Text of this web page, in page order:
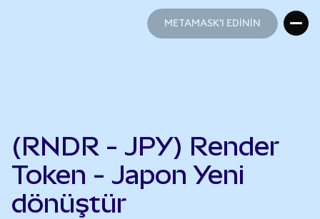
METAMASK'I EDİNİN
(RNDR - JPY) Render
Token - Japon Yeni
dönüştür